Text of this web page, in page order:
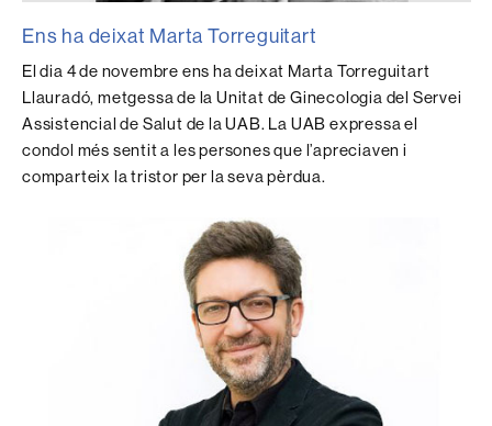
Ens ha deixat Marta Torreguitart
El dia 4 de novembre ens ha deixat Marta Torreguitart
Llauradó, metgessa de la Unitat de Ginecologia del Servei
Assistencial de Salut de la UAB. La UAB expressa el
condol més sentit a les persones que l’apreciaven i
comparteix la tristor per la seva pèrdua.